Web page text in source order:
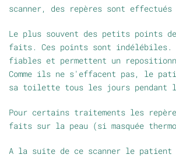
scanner, des repères sont
Le plus souvent des petits points
faits. Ces points sont
fiables et permettent un
Comme ils ne s'effacent pas, le
sa toilette tous les jours pendant
Pour certains traitements les
faits sur la peau (si masquée
A la suite de ce scanner le patient